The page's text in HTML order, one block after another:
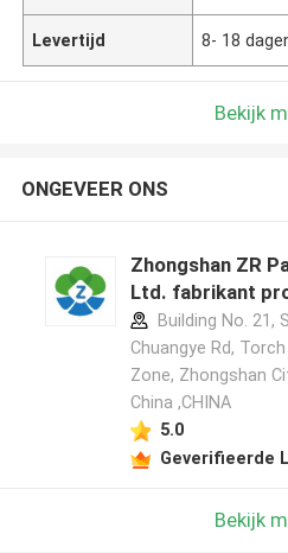
Levertijd 8- 18
Bekijk
ONGEVEER ONS
Zhongshan ZR
Ltd. fabrikant
Building No. 21,
Chuangye Rd,
Zone, Zhongshan
China ,CHINA
5.0
Geverifieerde
Bekijk